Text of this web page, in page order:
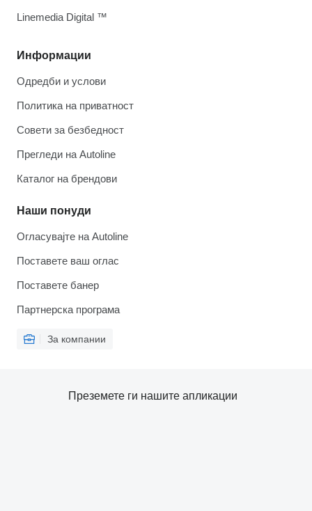
Информации
Одредби и услови
Политика на приватност
Совети за безбедност
Прегледи на Autoline
Каталог на брендови
Наши понуди
Огласувајте на Autoline
Поставете ваш оглас
Поставете банер
Партнерска програма
За компании
Linemedia Digital ™
Преземете ги нашите апликации